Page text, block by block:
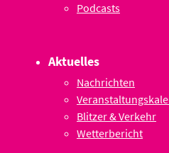
Podcasts
Aktuelles
Nachrichten
Blitzer & Verkehr
Wetterbericht